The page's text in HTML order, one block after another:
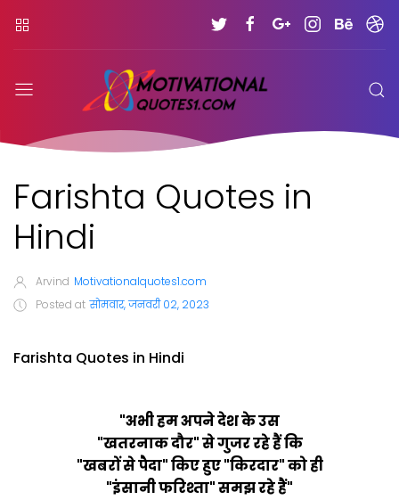
Farishta Quotes in
Hindi
Arvind Motivationalquotes1.com
Posted at सोमवार, जनवरी 02, 2023
Farishta Quotes in Hindi
"अभी हम अपने देश के उस
"खतरनाक दौर" से गुजर रहे हैं कि
"खबरों से पैदा" किए हुए "किरदार" को ही
"इंसानी फरिश्ता" समझ रहे हैं"